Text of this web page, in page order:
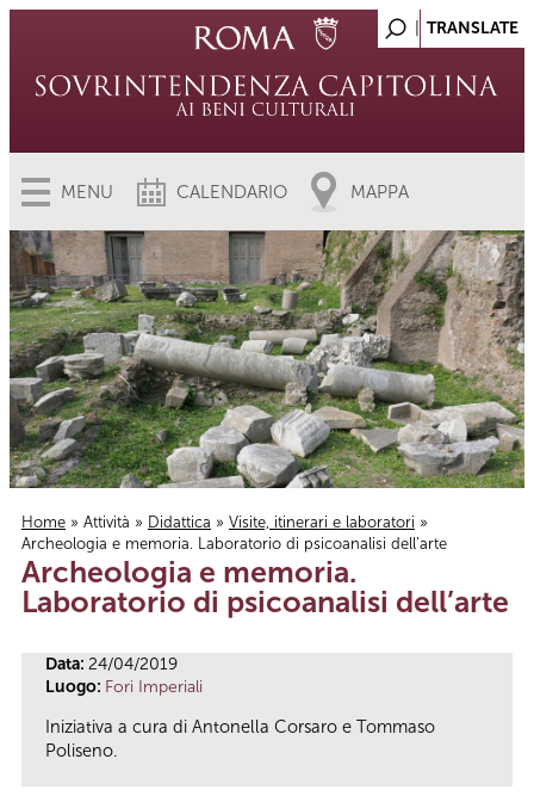
MENU CALENDARIO MAPPA
Tu sei qui
Home » Attività » Didattica » Visite, itinerari e laboratori »
Archeologia e memoria. Laboratorio di psicoanalisi dell’arte
Archeologia e memoria.
Laboratorio di psicoanalisi dell’arte
Data: 24/04/2019
Luogo: Fori Imperiali
Iniziativa a cura di Antonella Corsaro e Tommaso
Poliseno.